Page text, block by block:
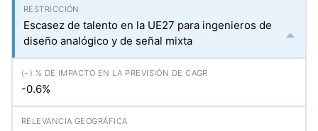
Escasez de talento en la UE27 para ingenieros de
diseño analógico y de señal mixta
-0.6%